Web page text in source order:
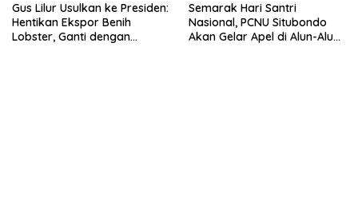
Gus Lilur Usulkan ke Presiden:
Hentikan Ekspor Benih
Lobster, Ganti dengan
Semarak Hari Santri
Nasional, PCNU Situbondo
Akan Gelar Apel di Alun-Alun